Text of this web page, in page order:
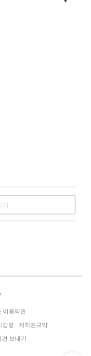
이용약관
강령
저작권규약
견 보내기